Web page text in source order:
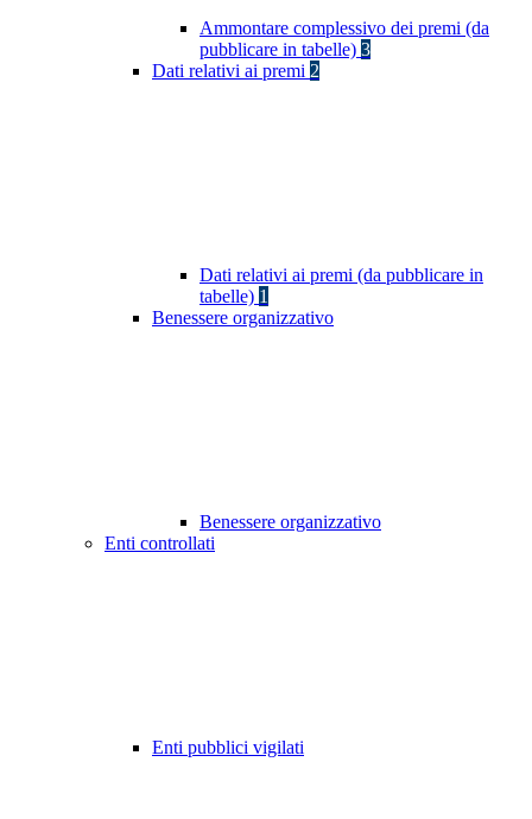
Ammontare complessivo dei premi (da
pubblicare in tabelle) 3
Dati relativi ai premi 2
Dati relativi ai premi (da pubblicare in
tabelle) 1
Benessere organizzativo
Benessere organizzativo
Enti controllati
Enti pubblici vigilati